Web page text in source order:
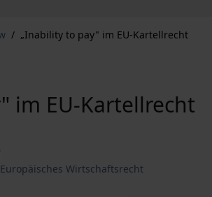
/ „Inability to pay" im EU-Kartellrecht
im EU-Kartellrecht
Europäisches Wirtschaftsrecht